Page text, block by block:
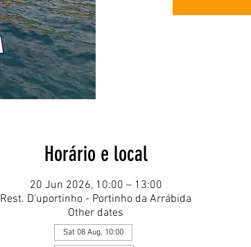
Horário e local
20 Jun 2026, 10:00 – 13:00
Rest. D'uportinho - Portinho da Arrábida
Other dates
Sat 08 Aug, 10:00